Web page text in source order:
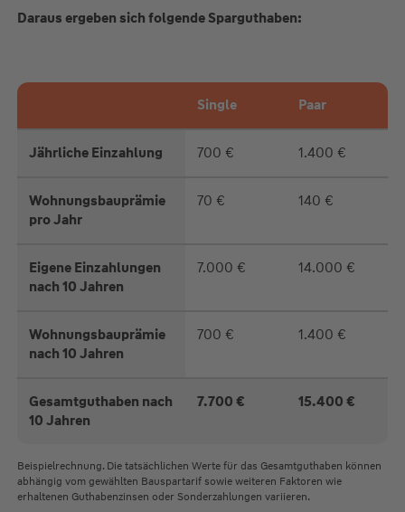
Daraus ergeben sich folgende Sparguthaben:
Single Paar
Jährliche Einzahlung 700 € 1.400 €
Wohnungsbauprämie
pro Jahr
70 € 140 €
Eigene Einzahlungen
nach 10 Jahren
7.000 € 14.000 €
Wohnungsbauprämie
nach 10 Jahren
700 € 1.400 €
Gesamtguthaben nach
10 Jahren
7.700 € 15.400 €
Beispielrechnung. Die tatsächlichen Werte für das Gesamtguthaben können
abhängig vom gewählten Bauspartarif sowie weiteren Faktoren wie
erhaltenen Guthabenzinsen oder Sonderzahlungen variieren.